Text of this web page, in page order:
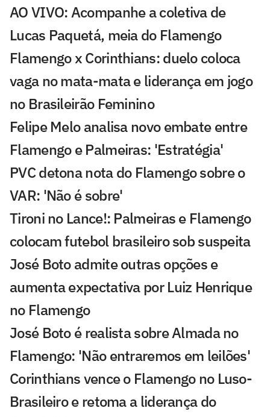
AO VIVO: Acompanhe a coletiva de
Lucas Paquetá, meia do Flamengo
Flamengo x Corinthians: duelo coloca
vaga no mata-mata e liderança em jogo
no Brasileirão Feminino
Felipe Melo analisa novo embate entre
Flamengo e Palmeiras: 'Estratégia'
PVC detona nota do Flamengo sobre o
VAR: 'Não é sobre'
Tironi no Lance!: Palmeiras e Flamengo
colocam futebol brasileiro sob suspeita
José Boto admite outras opções e
aumenta expectativa por Luiz Henrique
no Flamengo
José Boto é realista sobre Almada no
Flamengo: 'Não entraremos em leilões'
Corinthians vence o Flamengo no Luso-
Brasileiro e retoma a liderança do